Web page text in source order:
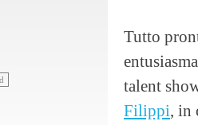
Tutto
talent
Filippi, in